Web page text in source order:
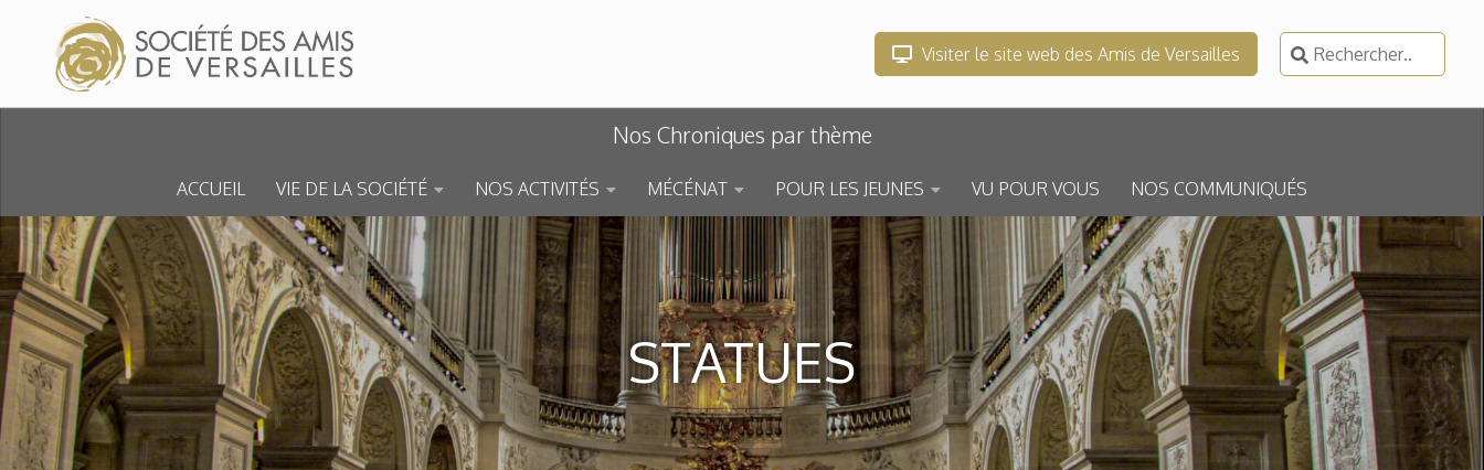
Skip to content
Visiter le site web des Amis de Versailles
Rechercher :
Nos Chroniques par thème
ACCUEIL VIE DE LA SOCIÉTÉ NOS ACTIVITÉS MÉCÉNAT POUR LES JEUNES VU POUR VOUS NOS COMMUNIQUÉS
STATUES